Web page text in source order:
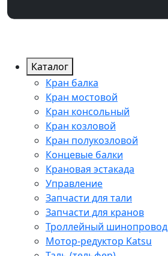
Каталог
Кран балка
Кран мостовой
Кран консольный
Кран козловой
Кран полукозловой
Концевые балки
Крановая эстакада
Управление
Запчасти для тали
Запчасти для кранов
Троллейный шинопровод
Мотор-редуктор Katsu